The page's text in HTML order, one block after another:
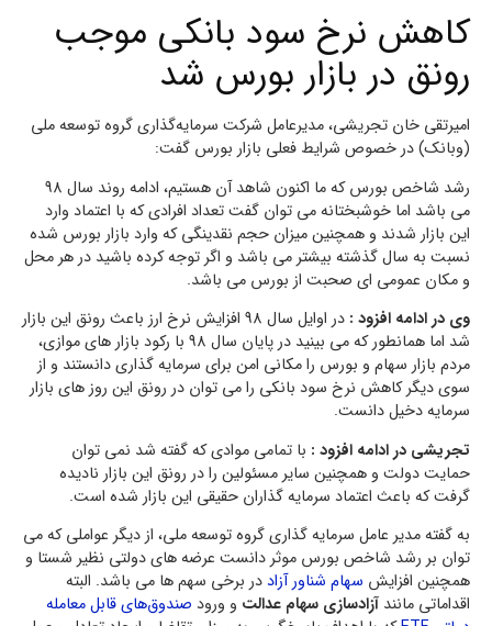
کاهش نرخ سود بانکی موجب
رونق در بازار بورس شد
امیرتقی خان تجریشی، مدیرعامل شرکت سرمایه‌گذاری گروه توسعه ملی
(وبانک) در خصوص شرایط فعلی بازار بورس گفت:
رشد شاخص بورس که ما اکنون شاهد آن هستیم، ادامه روند سال 98
می باشد اما خوشبختانه می توان گفت تعداد افرادی که با اعتماد وارد
این بازار شدند و همچنین میزان حجم نقدینگی که وارد بازار بورس شده
نسبت به سال گذشته بیشتر می باشد و اگر توجه کرده باشید در هر محل
و مکان عمومی ای صحبت از بورس می باشد.
وی در ادامه افزود :
در اوایل سال 98 افزایش نرخ ارز باعث رونق این بازار
شد اما همانطور که می بینید در پایان سال 98 با رکود بازار های موازی،
مردم بازار سهام و بورس را مکانی امن برای سرمایه گذاری دانستند و از
سوی دیگر کاهش نرخ سود بانکی را می توان در رونق این روز های بازار
سرمایه دخیل دانست.
تجریشی در ادامه افزود : با تمامی موادی که گفته شد نمی توان
حمایت دولت و همچنین سایر مسئولین را در رونق این بازار نادیده
گرفت که باعث اعتماد سرمایه گذاران حقیقی این بازار شده است.
به گفته مدیر عامل سرمایه گذاری گروه توسعه ملی، از دیگر عواملی که می
توان بر رشد شاخص بورس موثر دانست عرضه های دولتی نظیر شستا و
همچنین افزایش سهام شناور آزاددر برخی سهم ها می باشد. البته
اقداماتی مانند آزادسازی سهام عدالت و ورود صندوق‌های قابل معامله